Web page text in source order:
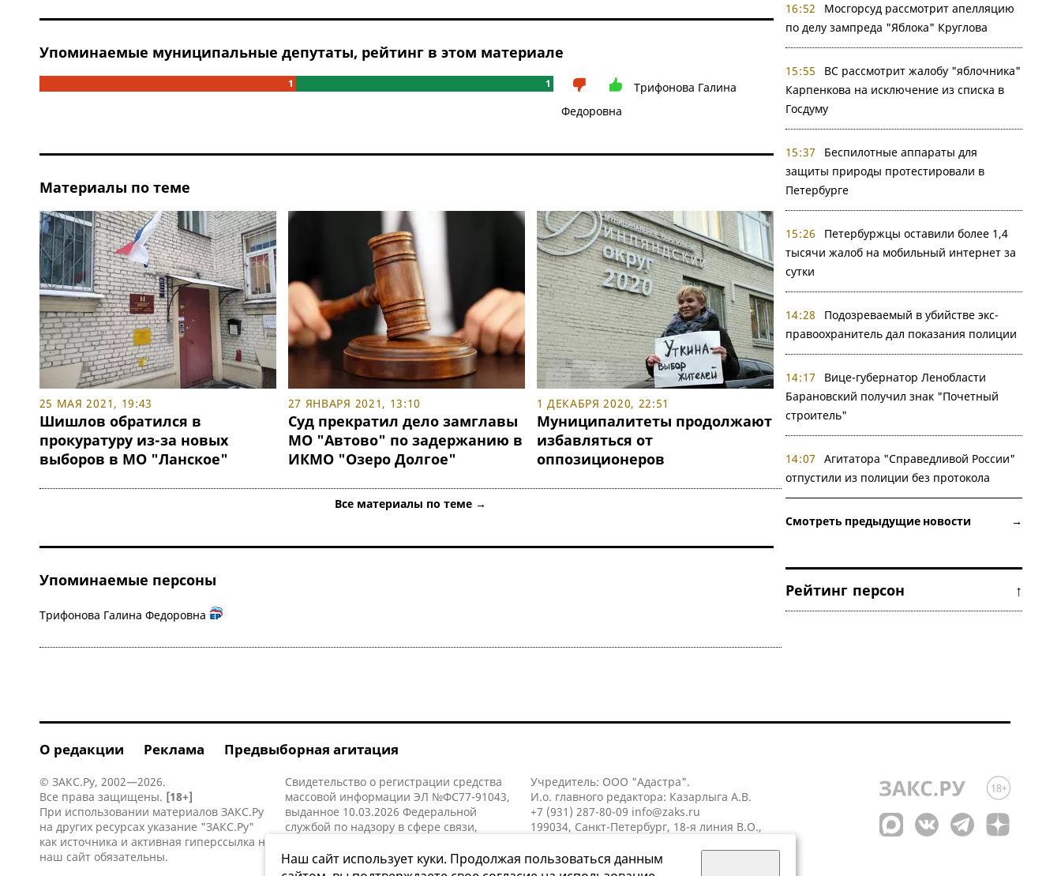
Упоминаемые муниципальные депутаты, рейтинг в этом материале
1 1
Трифонова Галина
Федоровна
Материалы по теме
25 МАЯ 2021, 19:43
Шишлов обратился в
прокуратуру из-за новых
выборов в МО "Ланское"
27 ЯНВАРЯ 2021, 13:10
Суд прекратил дело замглавы
МО "Автово" по задержанию в
ИКМО "Озеро Долгое"
1 ДЕКАБРЯ 2020, 22:51
Муниципалитеты продолжают
избавляться от
оппозиционеров
Все материалы по теме →
Упоминаемые персоны
Трифонова Галина Федоровна
16:52
Мосгорсуд рассмотрит апелляцию
по делу зампреда "Яблока" Круглова
15:55
ВС рассмотрит жалобу "яблочника"
Карпенкова на исключение из списка в
Госдуму
15:37
Беспилотные аппараты для
защиты природы протестировали в
Петербурге
15:26
Петербуржцы оставили более 1,4
тысячи жалоб на мобильный интернет за
сутки
14:28
Подозреваемый в убийстве экс-
правоохранитель дал показания полиции
14:17
Вице-губернатор Ленобласти
Барановский получил знак "Почетный
строитель"
14:07
Агитатора "Справедливой России"
отпустили из полиции без протокола
Смотреть предыдущие новости →
Рейтинг персон ↑
О редакции Реклама Предвыборная агитация
© ЗАКС.Ру, 2002—2026.
Все права защищены. [18+]
При использовании материалов ЗАКС.Ру
на других ресурсах указание "ЗАКС.Ру"
как источника и активная гиперссылка на
наш сайт обязательны.
Свидетельство о регистрации средства
массовой информации ЭЛ №ФС77-91043,
выданное 10.03.2026 Федеральной
службой по надзору в сфере связи,
коммуникаций (Роскомнадзор).
Учредитель: ООО "Адастра".
И.о. главного редактора: Казарлыга А.В.
+7 (931) 287-80-09 info@zaks.ru
199034, Санкт-Петербург, 18-я линия В.О.,
Наш сайт использует куки. Продолжая пользоваться данным